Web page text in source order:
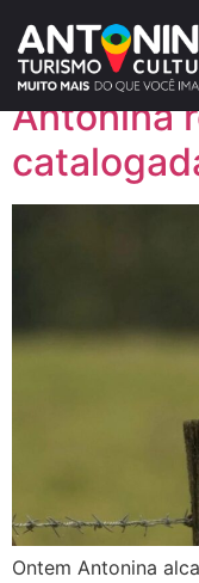
Tag:
Antonina
Ontem Antonina